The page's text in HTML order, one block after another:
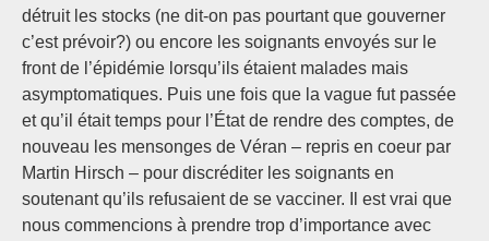
détruit les stocks (ne dit-on pas pourtant que gouverner
c’est prévoir?) ou encore les soignants envoyés sur le
front de l’épidémie lorsqu’ils étaient malades mais
asymptomatiques. Puis une fois que la vague fut passée
et qu’il était temps pour l’État de rendre des comptes, de
nouveau les mensonges de Véran – repris en coeur par
Martin Hirsch – pour discréditer les soignants en
soutenant qu’ils refusaient de se vacciner. Il est vrai que
nous commencions à prendre trop d’importance avec